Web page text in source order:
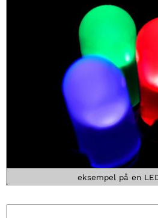
eksempel på en